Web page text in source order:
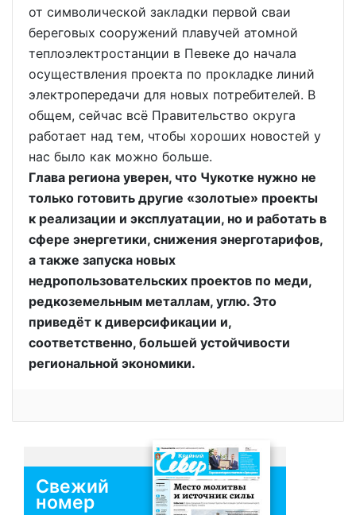
от символической закладки первой сваи
береговых сооружений плавучей атомной
теплоэлектростанции в Певеке до начала
осуществления проекта по прокладке линий
электропередачи для новых потребителей. В
общем, сейчас всё Правительство округа
работает над тем, чтобы хороших новостей у
нас было как можно больше.
Глава региона уверен, что Чукотке нужно не
только готовить другие «золотые» проекты
к реализации и эксплуатации, но и работать в
сфере энергетики, снижения энерготарифов,
а также запуска новых
недропользовательских проектов по меди,
редкоземельным металлам, углю. Это
приведёт к диверсификации и,
соответственно, большей устойчивости
региональной экономики.
Свежий
номер